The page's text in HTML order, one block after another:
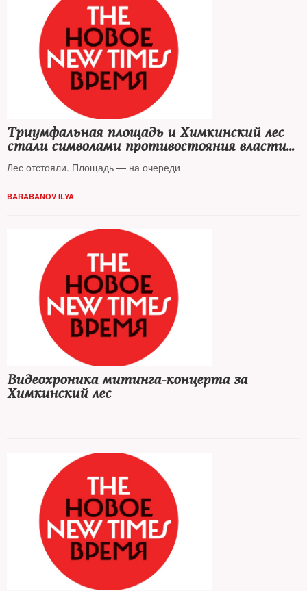
Триумфальная площадь и Химкинский лес
стали символами противостояния власти
и общества
Лес отстояли. Площадь — на очереди
BARABANOV ILYA
Видеохроника митинга-концерта за
Химкинский лес